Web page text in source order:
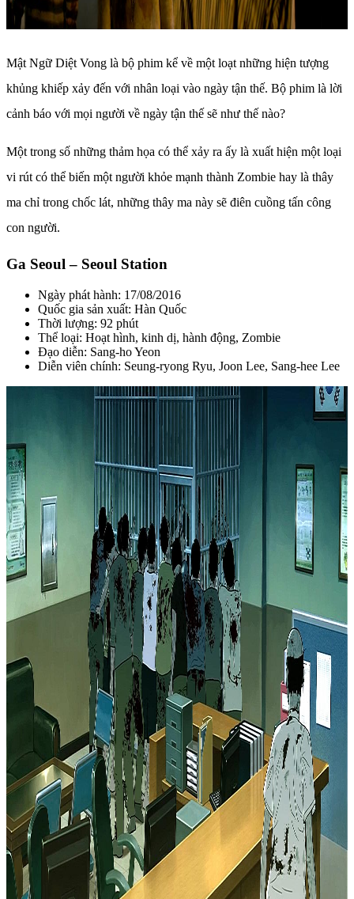
Mật Ngữ Diệt Vong là bộ phim kể về một loạt những hiện tượng
khủng khiếp xảy đến với nhân loại vào ngày tận thế. Bộ phim là lời
cảnh báo với mọi người về ngày tận thế sẽ như thế nào?
Một trong số những thảm họa có thể xảy ra ấy là xuất hiện một loại
vi rút có thể biến một người khỏe mạnh thành Zombie hay là thây
ma chỉ trong chốc lát, những thây ma này sẽ điên cuồng tấn công
con người.
Ga Seoul – Seoul Station
Ngày phát hành: 17/08/2016
Quốc gia sản xuất: Hàn Quốc
Thời lượng: 92 phút
Thể loại: Hoạt hình, kinh dị, hành động, Zombie
Đạo diễn: Sang-ho Yeon
Diễn viên chính: Seung-ryong Ryu, Joon Lee, Sang-hee Lee